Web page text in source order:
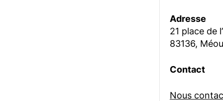
Adresse
21 place de
83136,
Contact
Nous